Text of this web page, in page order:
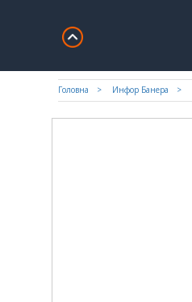
Головна Инфор Банера